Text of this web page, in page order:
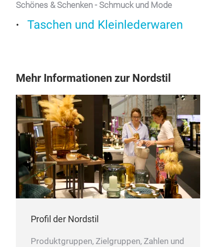
Schönes & Schenken - Schmuck und Mode
Taschen und Kleinlederwaren
Mehr Informationen zur Nordstil
Profil der Nordstil
Produktgruppen, Zielgruppen, Zahlen und